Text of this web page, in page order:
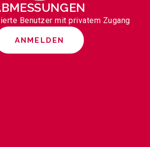
Benutzer mit privatem Zugang
ANMELDEN